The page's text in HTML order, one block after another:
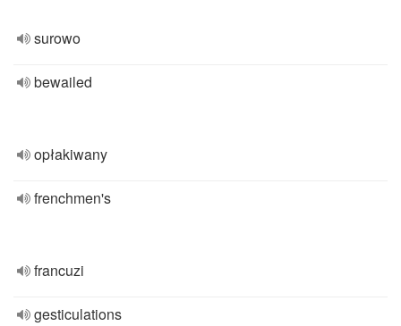
surowo
bewailed
opłakiwany
frenchmen's
francuzi
gesticulations